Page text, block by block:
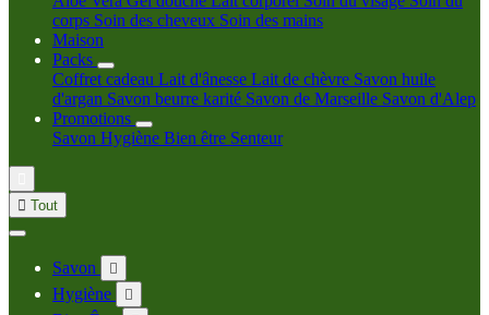
corps Soin des cheveux Soin des mains
Maison
Packs
Coffret cadeau Lait d'ânesse Lait de chèvre Savon huile
d'argan Savon beurre karité Savon de Marseille Savon d'Alep
Promotions
Savon Hygiène Bien être Senteur
 Tout
Savon 
Hygiène 